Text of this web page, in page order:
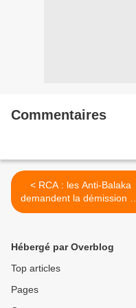
Commentaires
< RCA : les Anti-Balaka
demandent la démission de
Samba Panza, la mesure
Hébergé par Overblog
Top articles
Pages